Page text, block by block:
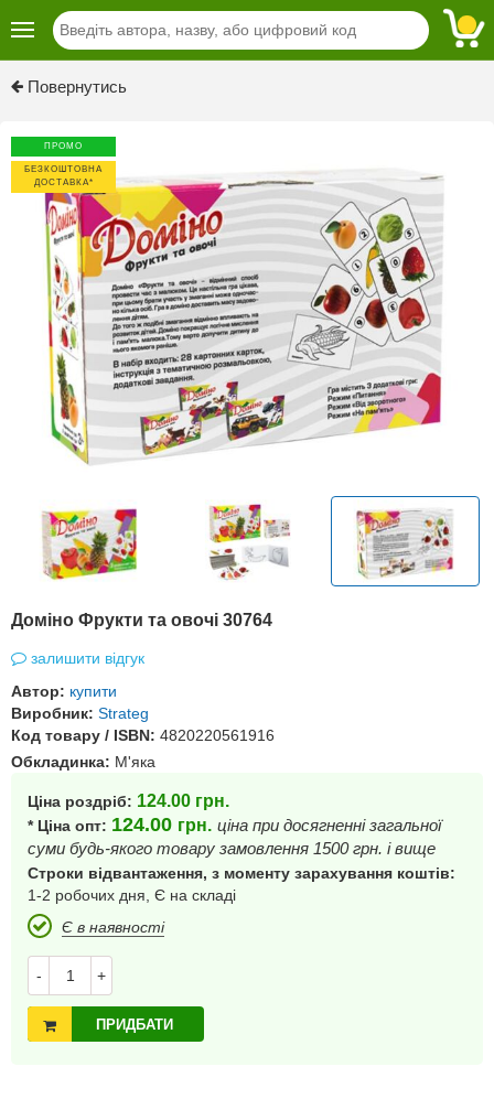
Повернутись
ПРОМО
БЕЗКОШТОВНА
ДОСТАВКА*
Доміно Фрукти та овочі 30764
залишити відгук
Автор: купити
Виробник: Strateg
Код товару / ISBN: 4820220561916
Обкладинка: М'яка
Ціна роздріб: 124.00 грн.
* Ціна опт: 124.00 грн. ціна при досягненні загальної
суми будь-якого товару замовлення 1500 грн. і вище
Строки відвантаження, з моменту зарахування коштів:
1-2 робочих дня, Є на складі
Є в наявності
- +
ПРИДБАТИ